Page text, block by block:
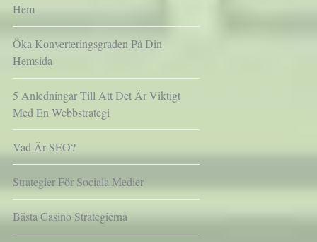
Hem
Öka Konverteringsgraden På Din
Hemsida
5 Anledningar Till Att Det Är Viktigt
Med En Webbstrategi
Vad Är SEO?
Strategier För Sociala Medier
Bästa Casino Strategierna